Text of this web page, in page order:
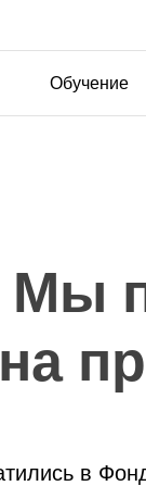
Обучение
Мы
на
в